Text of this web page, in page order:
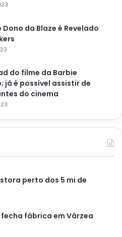
da Blaze é Revelado
do filme da Barbie
já é possível assistir de
do cinema
perto dos 5 mi de
fábrica em Várzea